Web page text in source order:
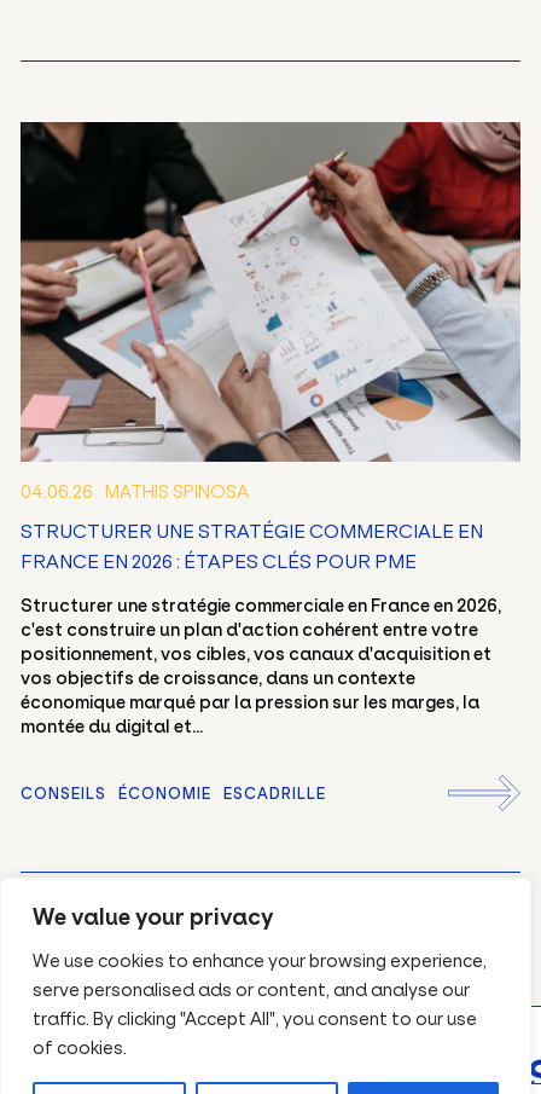
We value your privacy
We use cookies to enhance your browsing experience,
serve personalised ads or content, and analyse our
traffic. By clicking "Accept All", you consent to our use
of cookies.
EN FR
04.06.26 MATHIS SPINOSA
STRUCTURER UNE STRATÉGIE COMMERCIALE EN
FRANCE EN 2026 : ÉTAPES CLÉS POUR PME
Structurer une stratégie commerciale en France en 2026,
c'est construire un plan d'action cohérent entre votre
positionnement, vos cibles, vos canaux d'acquisition et
vos objectifs de croissance, dans un contexte
économique marqué par la pression sur les marges, la
montée du digital et...
CONSEILS ÉCONOMIE ESCADRILLE
DÉCOUVREZ TOUS NOS ARTICLES